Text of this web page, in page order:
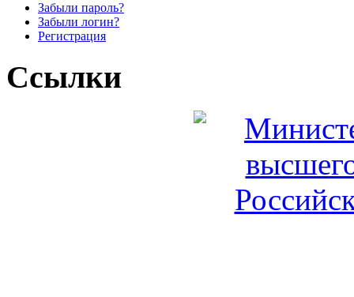
Забыли пароль?
Забыли логин?
Регистрация
Ссылки